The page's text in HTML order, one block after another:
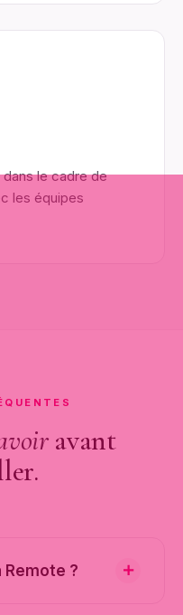
le cadre de
les équipes
avant
?